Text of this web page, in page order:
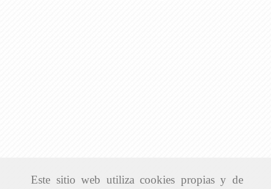
Este sitio web utiliza cookies propias y de